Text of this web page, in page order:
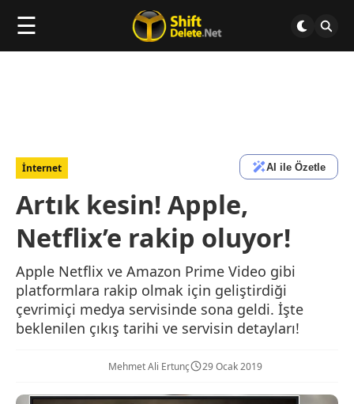
☰
İnternet AI ile Özetle
Artık kesin! Apple,
Netflix’e rakip oluyor!
Apple Netflix ve Amazon Prime Video gibi
platformlara rakip olmak için geliştirdiği
çevrimiçi medya servisinde sona geldi. İşte
beklenilen çıkış tarihi ve servisin detayları!
Mehmet Ali Ertunç 29 Ocak 2019